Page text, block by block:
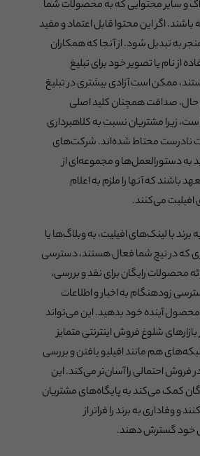
و سایر محتوایی که به محصولات شما
اگر این محتوا قابل اعتماد و مفید
به تبدیل شود. از آنجا که همکاران
از نام یا تصویر خود برای تبلیغ
ممکن است آزادی بیشتری در تبلیغ
حال، صداقت همچنان کلید اصلی
زیرا مشتریان نسبت به کلاهبرداری
نادرست محتاط شده‌اند. شرکت‌های
به دستورالعمل‌ها و مجموعه‌ای از
که آنها را ملزم به اعلام
افیلیت می‌کنند.
برند با لینک‌های افیلیت، به وبلاگ‌ها یا
در نیچ شما فعال هستند، دسترسی
محصولات رایگان برای نقد و بررسی،
زودهنگام به اخبار و اطلاعات
آینده خود بدهید. این می‌تواند
شلوغ فروش اینترنتی متمایز
هم مانند افیلیو یافتن و بررسی
احتمالی را آسان‌تر می‌کند. این
کمک می‌کند به پایگاه‌های مشتریان
و وفاداری به برند را فراتر از
خود گسترش دهند.